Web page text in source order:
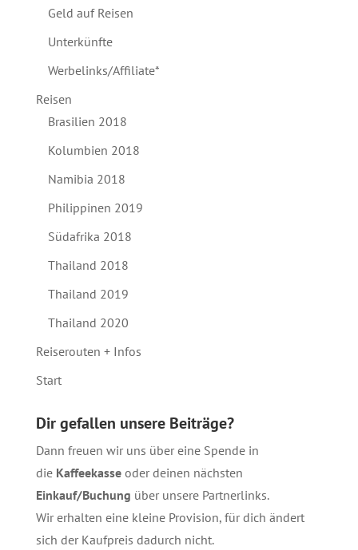
Geld auf Reisen
Unterkünfte
Werbelinks/Affiliate*
Reisen
Brasilien 2018
Kolumbien 2018
Namibia 2018
Philippinen 2019
Südafrika 2018
Thailand 2018
Thailand 2019
Thailand 2020
Reiserouten + Infos
Start
Dir gefallen unsere Beiträge?
Dann freuen wir uns über eine Spende in
die Kaffeekasseoder deinen nächsten
Einkauf/Buchung über unsere Partnerlinks.
Wir erhalten eine kleine Provision, für dich ändert
sich der Kaufpreis dadurch nicht.